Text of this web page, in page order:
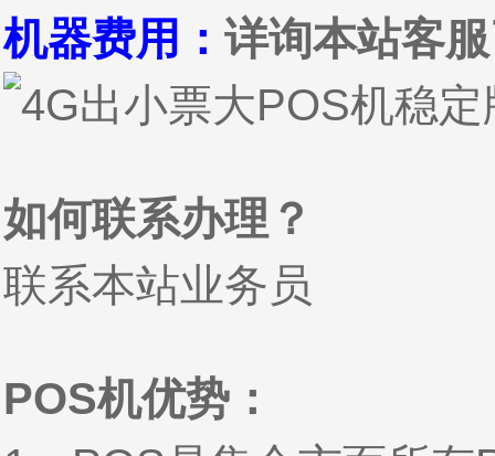
机器费用：详询本站客
如何联系办理？
联系本站业务员
POS机优势：